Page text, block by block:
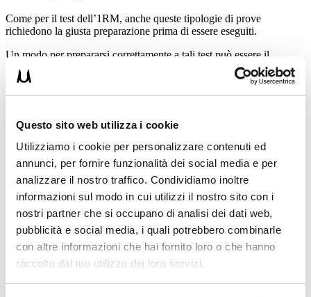
Questo sito web utilizza i cookie
Utilizziamo i cookie per personalizzare contenuti ed
annunci, per fornire funzionalità dei social media e per
analizzare il nostro traffico. Condividiamo inoltre
informazioni sul modo in cui utilizzi il nostro sito con i
nostri partner che si occupano di analisi dei dati web,
pubblicità e social media, i quali potrebbero combinarle
con altre informazioni che hai fornito loro o che hanno
raccolto dal tuo utilizzo dei loro servizi.
Come per il test dell’1RM, anche queste tipologie di prove
richiedono la giusta preparazione prima di essere eseguiti.
Un modo per prepararsi correttamente a tali test può essere il
ramping
Ramping nel 5RM:il ramping per il 5RM prevede poche
serie di avvicinamento, dalle 2 alle 4 serie. Anche in questo
caso si utilizzano intensità crescenti e ripetizioni decrescenti;
Ramping nel 10RM:molto spesso per questo tipo di test,
date le base intensità, il solo riscaldamento specifico può
bastare a preparare il fisico. Tuttavia è ottimale anche in
questo test eseguire 2-3 serie di avvicinamento al carico da
test.